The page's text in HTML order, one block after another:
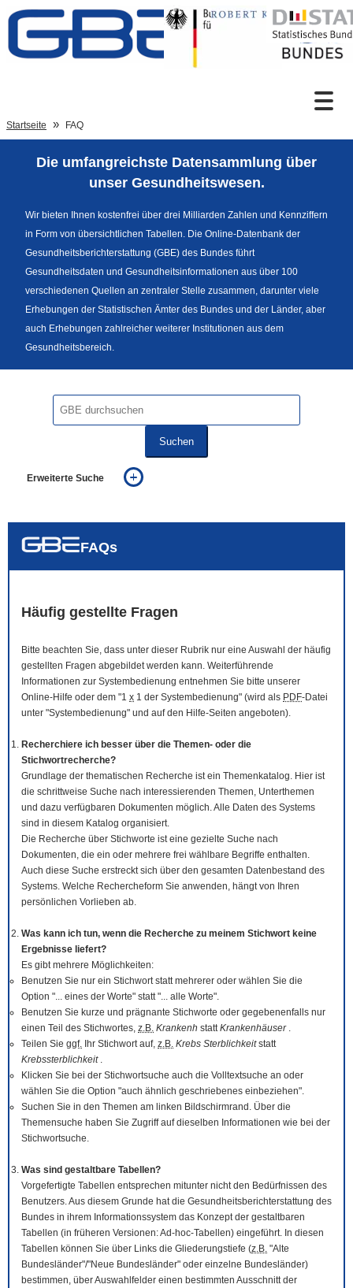
Zum Inhalt
Sprachumschaltung
Fußzeile
Startseite FAQ
Die umfangreichste Datensammlung über
unser Gesundheitswesen.
Wir bieten Ihnen kostenfrei über drei Milliarden Zahlen und Kennziffern
in Form von übersichtlichen Tabellen. Die Online-Datenbank der
Gesundheitsberichterstattung (GBE) des Bundes führt
Gesundheitsdaten und Gesundheitsinformationen aus über 100
verschiedenen Quellen an zentraler Stelle zusammen, darunter viele
Erhebungen der Statistischen Ämter des Bundes und der Länder, aber
auch Erhebungen zahlreicher weiterer Institutionen aus dem
Gesundheitsbereich.
Suchen
Erweiterte Suche
auch in allen Texten suchen (Volltextsuche)
FAQs
Häufig gestellte Fragen
Bitte beachten Sie, dass unter dieser Rubrik nur eine Auswahl der häufig
gestellten Fragen abgebildet werden kann. Weiterführende
Informationen zur Systembedienung entnehmen Sie bitte unserer
Online-Hilfe oder dem "1 x 1 der Systembedienung" (wird als PDF-Datei
unter "Systembedienung" und auf den Hilfe-Seiten angeboten).
Recherchiere ich besser über die Themen- oder die
Stichwortrecherche?
Grundlage der thematischen Recherche ist ein Themenkatalog. Hier ist
die schrittweise Suche nach interessierenden Themen, Unterthemen
und dazu verfügbaren Dokumenten möglich. Alle Daten des Systems
sind in diesem Katalog organisiert.
Die Recherche über Stichworte ist eine gezielte Suche nach
Dokumenten, die ein oder mehrere frei wählbare Begriffe enthalten.
Auch diese Suche erstreckt sich über den gesamten Datenbestand des
Systems. Welche Rechercheform Sie anwenden, hängt von Ihren
persönlichen Vorlieben ab.
Was kann ich tun, wenn die Recherche zu meinem Stichwort keine
Ergebnisse liefert?
Es gibt mehrere Möglichkeiten:
Benutzen Sie nur ein Stichwort statt mehrerer oder wählen Sie die
Option "... eines der Worte" statt "... alle Worte".
Benutzen Sie kurze und prägnante Stichworte oder gegebenenfalls nur
einen Teil des Stichwortes, z.B. Krankenh stattKrankenhäuser .
Teilen Sie ggf. Ihr Stichwort auf, z.B. Krebs Sterblichkeitstatt
Krebssterblichkeit .
Klicken Sie bei der Stichwortsuche auch die Volltextsuche an oder
wählen Sie die Option "auch ähnlich geschriebenes einbeziehen".
Suchen Sie in den Themen am linken Bildschirmrand. Über die
Themensuche haben Sie Zugriff auf dieselben Informationen wie bei der
Stichwortsuche.
Was sind gestaltbare Tabellen?
Vorgefertigte Tabellen entsprechen mitunter nicht den Bedürfnissen des
Benutzers. Aus diesem Grunde hat die Gesundheitsberichterstattung des
Bundes in ihrem Informationssystem das Konzept der gestaltbaren
Tabellen (in früheren Versionen: Ad-hoc-Tabellen) eingeführt. In diesen
Tabellen können Sie über Links die Gliederungstiefe (z.B. "Alte
Bundesländer"/"Neue Bundesländer" oder einzelne Bundesländer)
bestimmen, über Auswahlfelder einen bestimmten Ausschnitt der